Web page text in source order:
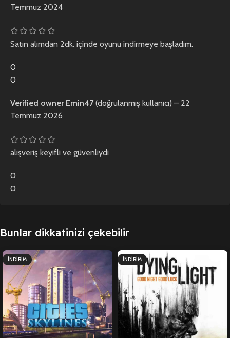
Temmuz 2024
Satın alımdan 2dk. içinde oyunu indirmeye başladım.
0
0
Verified owner Emin47 (doğrulanmış kullanıcı) – 22
Temmuz 2026
alışveriş keyifli ve güvenliydi
0
0
Bunlar dikkatinizi çekebilir
İNDIRIM İNDIRIM